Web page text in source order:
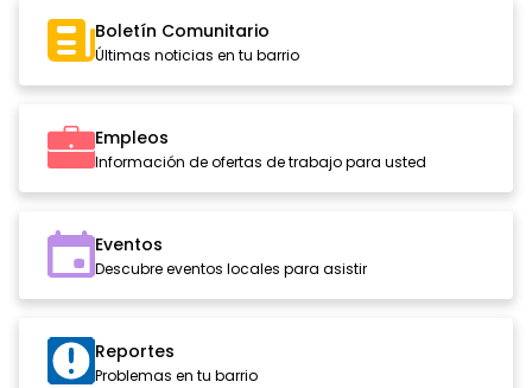
Boletín Comunitario
Últimas noticias en tu barrio
Empleos
Información de ofertas de trabajo para usted
Eventos
Descubre eventos locales para asistir
Reportes
Problemas en tu barrio